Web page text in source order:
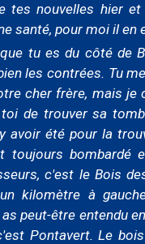
tes nouvelles hier et
santé, pour moi il en
tu es du côté de
les contrées. Tu
cher frère, mais je
de trouver sa
avoir été pour la
toujours bombardé
c'est le Bois
kilomètre à
peut-être entendu
Pontavert. Le